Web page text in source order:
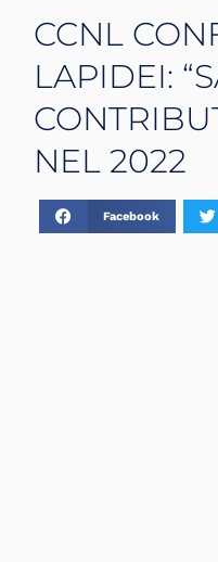
CCNL
LAPIDEI:
NEL 2022
Facebook